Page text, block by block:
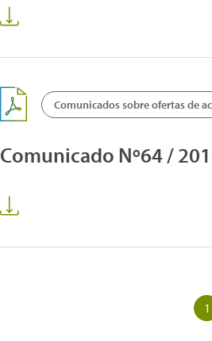
Comunicados sobre ofertas de
Comunicado Nº64 /
1